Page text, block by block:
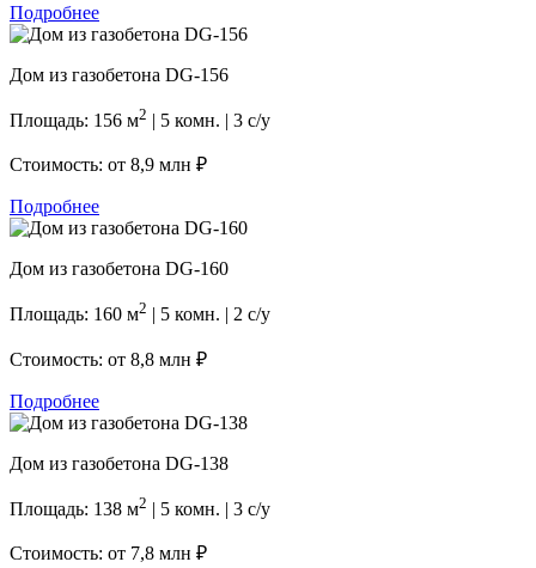
Подробнее
Дом из газобетона DG-156
Площадь: 156 м2 | 5 комн. | 3 с/у
Стоимость: от 8,9 млн ₽
Подробнее
Дом из газобетона DG-160
Площадь: 160 м2 | 5 комн. | 2 с/у
Стоимость: от 8,8 млн ₽
Подробнее
Дом из газобетона DG-138
Площадь: 138 м2 | 5 комн. | 3 с/у
Стоимость: от 7,8 млн ₽